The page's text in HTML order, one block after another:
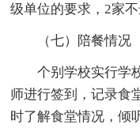
级单位的要求，2家
（七）陪餐情况
个别学校实行学校
师进行签到，记录食
时了解食堂情况，倾